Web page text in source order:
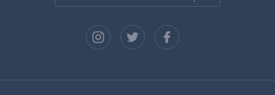
גרמנית